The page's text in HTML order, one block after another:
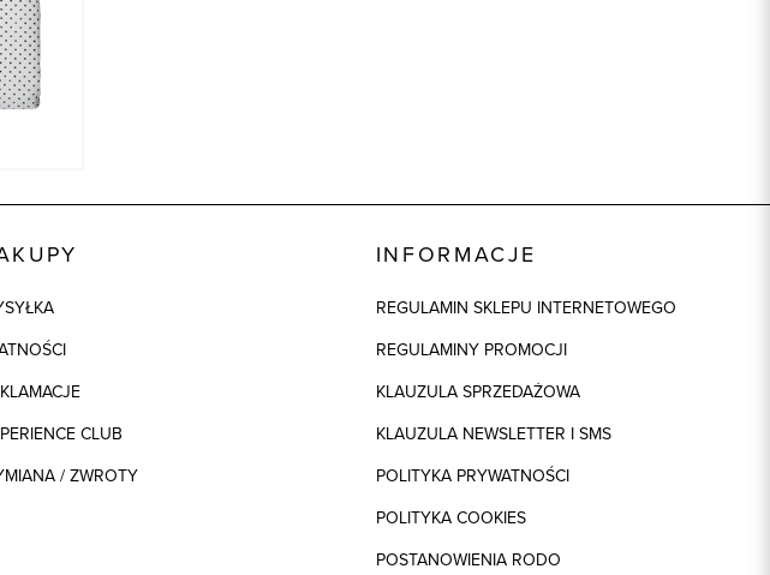
CLUB
/ ZWROTY
INFORMACJE
REGULAMIN SKLEPU INTERNETOWEGO
REGULAMINY PROMOCJI
KLAUZULA SPRZEDAŻOWA
KLAUZULA NEWSLETTER I SMS
POLITYKA PRYWATNOŚCI
POLITYKA COOKIES
POSTANOWIENIA RODO